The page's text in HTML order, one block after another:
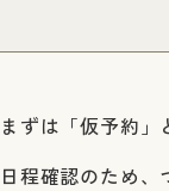
まずは「仮予約」
日程確認のため、